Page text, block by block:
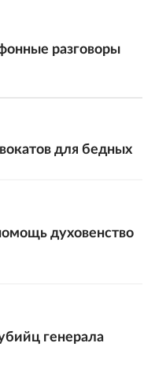
разговоры
для бедных
духовенство
генерала